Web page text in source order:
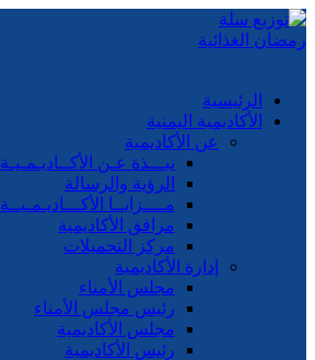
الرئيسية
الأكاديمية اليمنية
عن الأكاديمية
نبـــذة عـن الأكــاديـمـيـة
الرؤية والرسالة
مــــزايــا الأكـــاديـمـيــة
مرافق الأكاديمية
مركز التحميلات
إدارة الأكاديمية
مجلس الأمناء
رئيس مجلس الأمناء
مجلس الأكاديمية
رئيس الأكاديمية